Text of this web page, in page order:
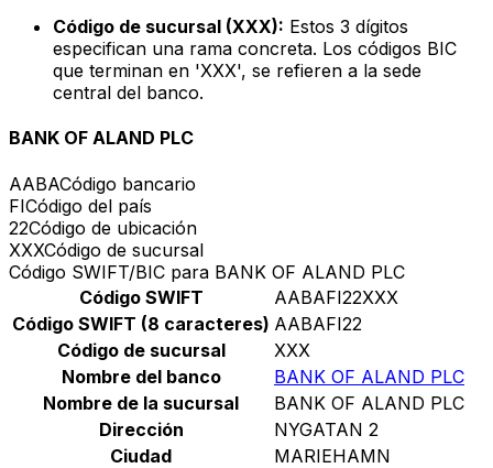
Código de sucursal (XXX): Estos 3 dígitos
especifican una rama concreta. Los códigos BIC
que terminan en 'XXX', se refieren a la sede
central del banco.
BANK OF ALAND PLC
AABACódigo bancario
FICódigo del país
22Código de ubicación
XXXCódigo de sucursal
Código SWIFT/BIC para BANK OF ALAND PLC
Código SWIFT
AABAFI22XXX
Código SWIFT (8 caracteres) AABAFI22
Código de sucursal
XXX
Nombre del banco
BANK OF ALAND PLC
Nombre de la sucursal
BANK OF ALAND PLC
Dirección
NYGATAN 2
Ciudad
MARIEHAMN